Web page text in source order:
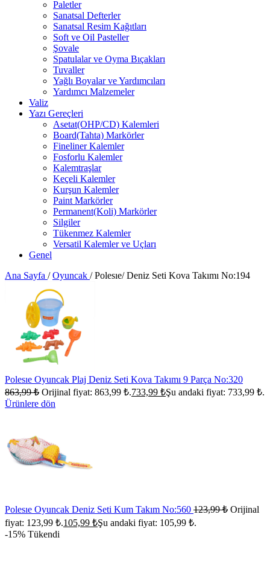
Paletler
Sanatsal Defterler
Sanatsal Resim Kağıtları
Soft ve Oil Pasteller
Şovale
Spatulalar ve Oyma Bıçakları
Tuvaller
Yağlı Boyalar ve Yardımcıları
Yardımcı Malzemeler
Valiz
Yazı Gereçleri
Asetat(OHP/CD) Kalemleri
Board(Tahta) Markörler
Fineliner Kalemler
Fosforlu Kalemler
Kalemtraşlar
Keçeli Kalemler
Kurşun Kalemler
Paint Markörler
Permanent(Koli) Markörler
Silgiler
Tükenmez Kalemler
Versatil Kalemler ve Uçları
Genel
Ana Sayfa / Oyuncak / Polesıe/ Deniz Seti Kova Takımı No:194
Polesıe Oyuncak Plaj Deniz Seti Kova Takımı 9 Parça No:320
863,99₺ Orijinal fiyat: 863,99 ₺.733,99 ₺Şu andaki fiyat: 733,99 ₺.
Ürünlere dön
Polesıe Oyuncak Deniz Seti Kum Takım No:560 123,99₺ Orijinal
fiyat: 123,99 ₺.105,99 ₺Şu andaki fiyat: 105,99 ₺.
-15% Tükendi